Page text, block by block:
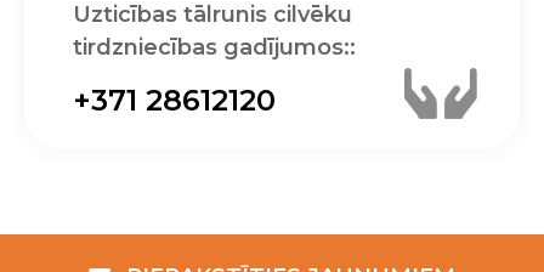
Uzticības tālrunis cilvēku
tirdzniecības gadījumos::
+371 28612120